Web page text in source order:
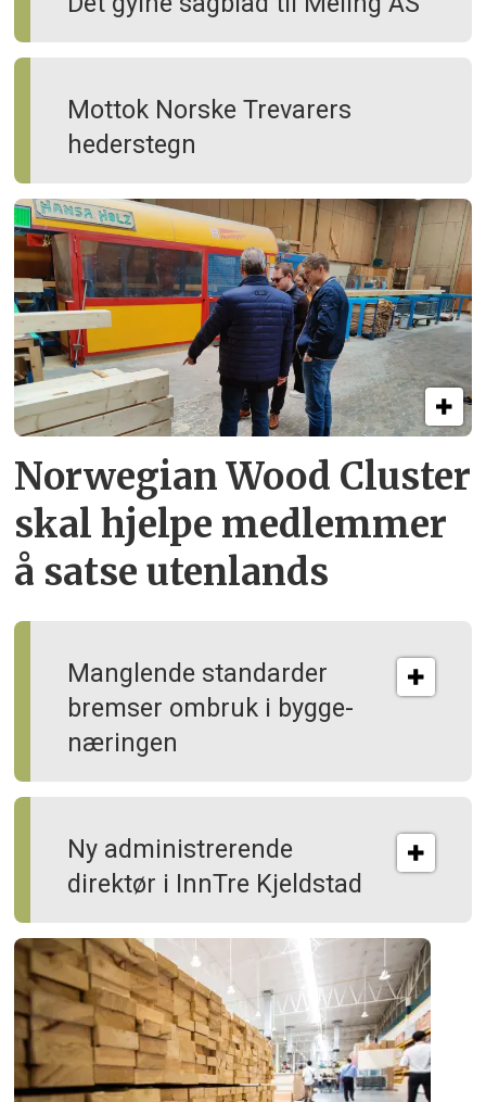
Mottok Norske Trevarers
hederstegn
Norwegian Wood Cluster
skal hjelpe medlemmer
å satse utenlands
Manglende standarder
bremser ombruk i bygge­
næringen
Ny administrerende
direktør i InnTre Kjeldstad